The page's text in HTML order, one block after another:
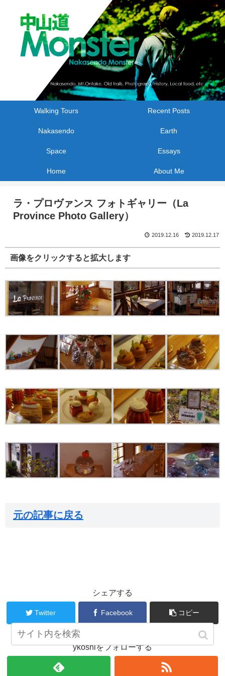
Walking Tours Recent Posts
Nakasendo Earth
Space Essays
Home About Me
ラ・プロヴァンス フォトギャリー（La
Province Photo Gallery）
2019.12.16 2019.12.17
画像をクリックすると拡大します
元の記事に戻る
シェアする
Twitter Facebook コピー
ykoshiをフォローする